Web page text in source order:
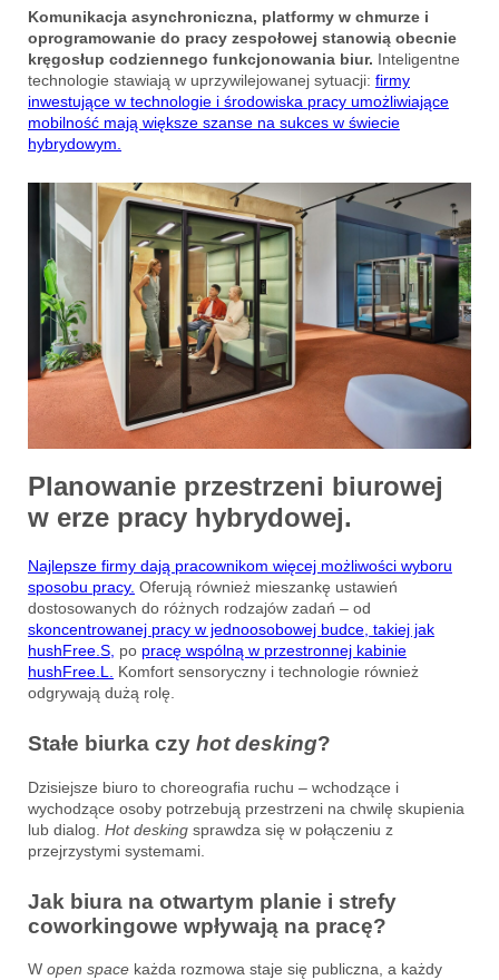
Komunikacja asynchroniczna, platformy w chmurze i
oprogramowanie do pracy zespołowej stanowią obecnie
kręgosłup codziennego funkcjonowania biur. Inteligentne
technologie stawiają w uprzywilejowanej sytuacji: firmy
inwestujące w technologie i środowiska pracy umożliwiające
mobilność mają większe szanse na sukces w świecie
hybrydowym.
Planowanie przestrzeni biurowej
w erze pracy hybrydowej.
Najlepsze firmy dają pracownikom więcej możliwości wyboru
sposobu pracy. Oferują również mieszankę ustawień
dostosowanych do różnych rodzajów zadań – od
skoncentrowanej pracy w jednoosobowej budce, takiej jak
hushFree.S, po pracę wspólną w przestronnej kabinie
hushFree.L.
Komfort sensoryczny i technologie również
odgrywają dużą rolę.
Stałe biurka czy hot desking?
Dzisiejsze biuro to choreografia ruchu – wchodzące i
wychodzące osoby potrzebują przestrzeni na chwilę skupienia
lub dialog. Hot desking sprawdza się w połączeniu z
przejrzystymi systemami.
Jak biura na otwartym planie i strefy
coworkingowe wpływają na pracę?
W open space każda rozmowa staje się publiczna, a każdy